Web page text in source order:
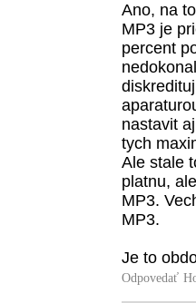
Ano, na
MP3 je
percent
nastavit
tych
Ale stale
platnu,
MP3.
MP3.
Je to
Odpovedať